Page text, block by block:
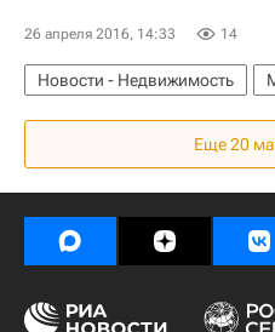
26 апреля 2016, 14:33 14
Новости - Недвижимость
Городская среда
Россия
Еще 20